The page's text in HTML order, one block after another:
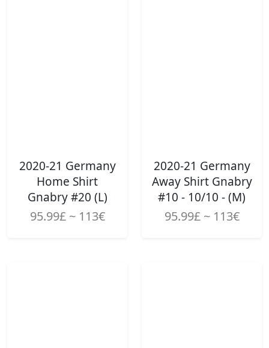
2020-21 Germany
Home Shirt
Gnabry #20 (L)
95.99£ ~ 113€
2020-21 Germany
Away Shirt Gnabry
#10 - 10/10 - (M)
95.99£ ~ 113€